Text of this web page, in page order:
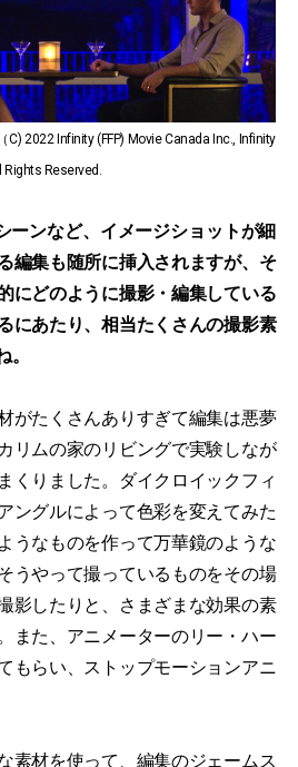
2022 Infinity (FFP) Movie Canada Inc., Infinity
Rights Reserved.
ーンなど、イメージショットが細
編集も随所に挿入されますが、そ
にどのように撮影・編集している
にあたり、相当たくさんの撮影素
がたくさんありすぎて編集は悪夢
リムの家のリビングで実験しなが
くりました。ダイクロイックフィ
ングルによって色彩を変えてみた
うなものを作って万華鏡のような
うやって撮っているものをその場
影したりと、さまざまな効果の素
また、アニメーターのリー・ハー
もらい、ストップモーションアニ
素材を使って、編集のジェームス